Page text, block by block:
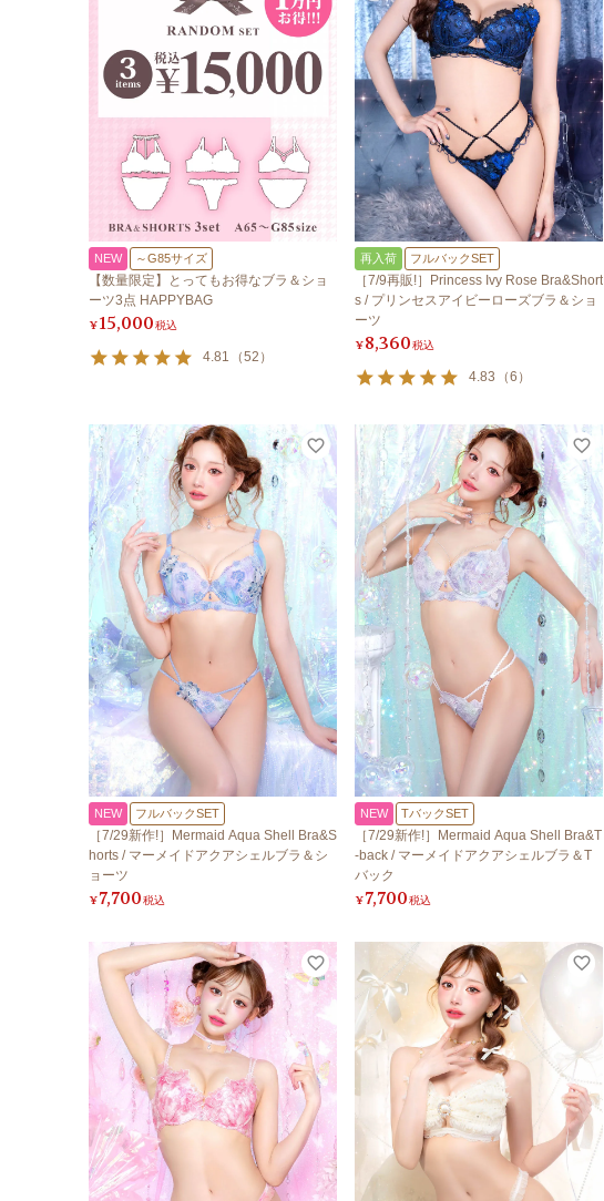
NEW ～G85サイズ
【数量限定】とってもお得なブラ＆ショ
ーツ3点 HAPPYBAG
¥15,000税込
4.81 （52 ）
再入荷 フルバックSET
［7/9再販!］Princess Ivy Rose Bra&Short
s / プリンセスアイビーローズブラ＆ショ
ーツ
¥8,360税込
4.83 （6 ）
NEW フルバックSET
［7/29新作!］Mermaid Aqua Shell Bra&S
horts / マーメイドアクアシェルブラ＆シ
ョーツ
¥7,700税込
NEW TバックSET
［7/29新作!］Mermaid Aqua Shell Bra&T
-back / マーメイドアクアシェルブラ＆T
バック
¥7,700税込